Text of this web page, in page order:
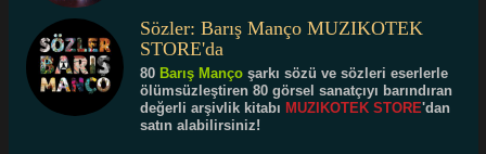
Sözler: Barış Manço MUZIKOTEK
STORE'da
80 Barış Mançoşarkı sözü ve sözleri eserlerle
ölümsüzleştiren 80 görsel sanatçıyı barındıran
değerli arşivlik kitabı MUZIKOTEK STORE'dan
satın alabilirsiniz!